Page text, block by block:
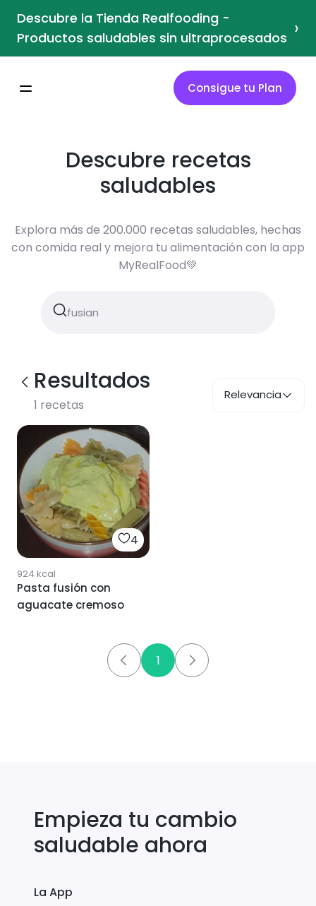
Descubre la Tienda Realfooding -
Productos saludables sin ultraprocesados ›
Consigue tu Plan
Descubre recetas
saludables
Explora más de 200.000 recetas saludables, hechas
con comida real y mejora tu alimentación con la app
MyRealFood💚
Resultados
1 recetas
Relevancia
4
924 kcal
Pasta fusión con
aguacate cremoso
1
Empieza tu cambio
saludable ahora
La App